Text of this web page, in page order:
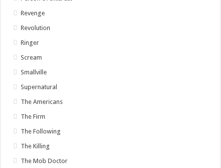
Revenge
Revolution
Ringer
Scream
Smallville
Supernatural
The Americans
The Firm
The Following
The Killing
The Mob Doctor